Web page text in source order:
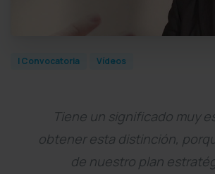
I Convocatoria Vídeos
Tiene un significado muy
obtener esta distinción,
de nuestro plan